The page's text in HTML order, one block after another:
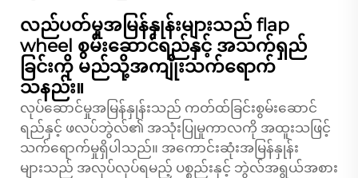
လည်ပတ်မှုအမြန်နှုန်းများသည် flap
wheel စွမ်းဆောင်ရည်နှင့် အသက်ရှည်
ခြင်းကို မည်သို့အကျိုးသက်ရောက်
သနည်း။
လုပ်ဆောင်မှုအမြန်နှုန်းသည် ကတ်ထ်ခြင်းစွမ်းဆောင်
ရည်နှင့် ဖလပ်ဘွဲလ်၏ အသုံးပြုမှုကာလကို အထူးသဖြင့်
သက်ရောက်မှုရှိပါသည်။ အကောင်းဆုံးအမြန်နှုန်း
များသည် အလုပ်လုပ်ရမည့် ပစ္စည်းနှင့် ဘွဲလ်အရွယ်အစား